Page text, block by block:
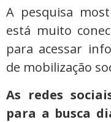
A pesquisa
está muito
para acessar
de mobilização
As redes
para a busca